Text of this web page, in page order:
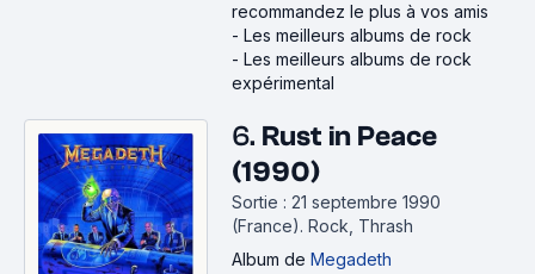
recommandez le plus à vos amis
- Les meilleurs albums de rock
- Les meilleurs albums de rock
expérimental
6. Rust in Peace
(1990)
Sortie : 21 septembre 1990
(France). Rock, Thrash
Album de Megadeth